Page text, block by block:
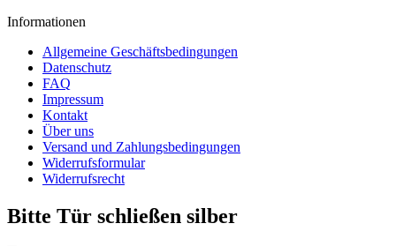
Informationen
Allgemeine Geschäftsbedingungen
Datenschutz
FAQ
Impressum
Kontakt
Über uns
Versand und Zahlungsbedingungen
Widerrufsformular
Widerrufsrecht
Bitte Tür schließen silber